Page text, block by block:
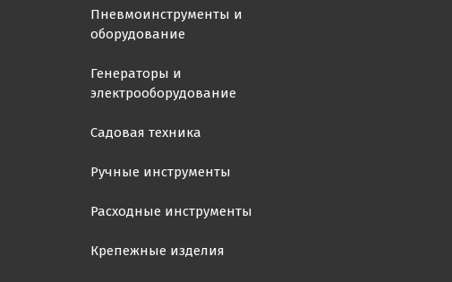
Пневмоинструменты и
оборудование
Генераторы и
электрооборудование
Садовая техника
Ручные инструменты
Расходные инструменты
Крепежные изделия